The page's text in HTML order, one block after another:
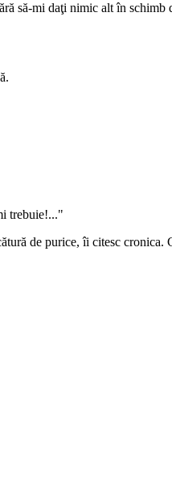
să-mi daţi nimic alt în
trebuie!..."
de purice, îi citesc